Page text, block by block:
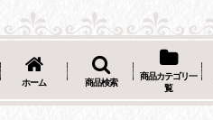
ホーム 商品検索
商品カテゴリ一
覧